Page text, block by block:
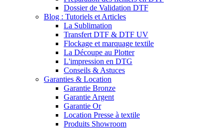
Dossier de Validation DTF
Blog : Tutoriels et Articles
La Sublimation
Transfert DTF & DTF UV
Flockage et marquage textile
La Découpe au Plotter
L'impression en DTG
Conseils & Astuces
Garanties & Location
Garantie Bronze
Garantie Argent
Garantie Or
Location Presse à textile
Produits Showroom